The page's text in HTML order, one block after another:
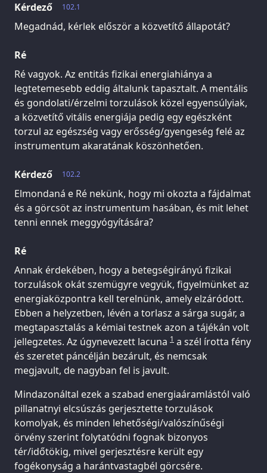
102.1
Kérdező
Megadnád, kérlek először a közvetítő állapotát?
Ré
Ré vagyok. Az entitás fizikai energiahiánya a
legtetemesebb eddig általunk tapasztalt. A mentális
és gondolati/érzelmi torzulások közel egyensúlyiak,
a közvetítő vitális energiája pedig egy egészként
torzul az egészség vagy erősség/gyengeség felé az
instrumentum akaratának köszönhetően.
102.2
Kérdező
Elmondaná e Ré nekünk, hogy mi okozta a fájdalmat
és a görcsöt az instrumentum hasában, és mit lehet
tenni ennek meggyógyítására?
Ré
Annak érdekében, hogy a betegségirányú fizikai
torzulások okát szemügyre vegyük, figyelmünket az
energiaközpontra kell terelnünk, amely elzáródott.
Ebben a helyzetben, lévén a torlasz a sárga sugár, a
megtapasztalás a kémiai testnek azon a tájékán volt
jellegzetes. Az úgynevezett lacuna 1 a szél írotta fény
és szeretet páncélján bezárult, és nemcsak
megjavult, de nagyban fel is javult.
Mindazonáltal ezek a szabad energiaáramlástól való
pillanatnyi elcsúszás gerjesztette torzulások
komolyak, és minden lehetőségi/valószínűségi
örvény szerint folytatódni fognak bizonyos
tér/időtökig, mivel gerjesztésre került egy
fogékonyság a harántvastagbél görcsére.